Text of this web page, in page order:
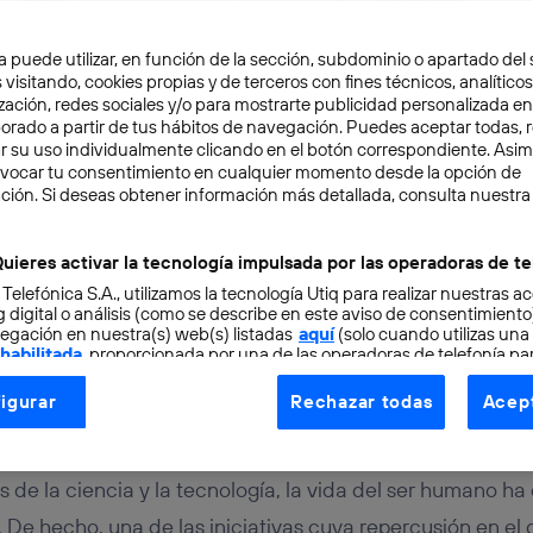
4 min
de asistencia: el
con discapacidades
de la ciencia y la tecnología, la vida del ser humano
hecho, una de las iniciativas cuya repercusión en el
puede utilizar, en función de la sección, subdominio o apartado del
visitando, cookies propias y de terceros con fines técnicos,
redes sociales y/o para mostrarte publicidad personalizada
a partir de tus hábitos de navegación. Puedes aceptar todas,
su uso individualmente clicando en el botón correspondiente.
tu consentimiento en cualquier momento desde la opción de
Si deseas obtener información más detallada, consulta nuestra
activar la tecnología impulsada por las operadoras de
S.A., utilizamos la tecnología Utiq para realizar nuestras
digital o análisis (como se describe en este aviso de
en nuestra(s) web(s) listadas aquí(solo cuando utilizas una
, proporcionada por una de las operadoras de telefonía
consentimiento en cada página web).
Utiq está diseñada con la privacidad como prioridad
tu dirección IP y otra información de la cuenta de cliente de
a la conexión que utilizas (p. ej., número de teléfono móvil).
Rechazar todas